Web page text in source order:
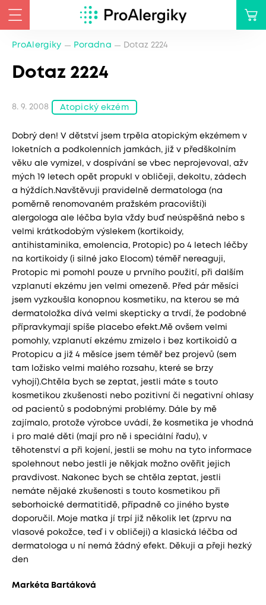
ProAlergiky Poradna Dotaz 2224
Dotaz 2224
8. 9. 2008 Atopický ekzém
Dobrý den! V dětství jsem trpěla atopickým ekzémem v
loketních a podkolenních jamkách, již v předškolním
věku ale vymizel, v dospívání se vbec neprojevoval, ažv
mých 19 letech opět propukl v obličeji, dekoltu, zádech
a hýždích.Navštěvuji pravidelně dermatologa (na
poměrně renomovaném pražském pracovišti)i
alergologa ale léčba byla vždy buď neúspěšná nebo s
velmi krátkodobým výslekem (kortikoidy,
antihistaminika, emolencia, Protopic) po 4 letech léčby
na kortikoidy (i silné jako Elocom) téměř nereaguji,
Protopic mi pomohl pouze u prvního použití, při dalším
vzplanutí ekzému jen velmi omezeně. Před pár měsíci
jsem vyzkoušla konopnou kosmetiku, na kterou se má
dermatoložka dívá velmi skepticky a trvdí, že podobné
přípravkymají spíše placebo efekt.Mě ovšem velmi
pomohly, vzplanutí ekzému zmizelo i bez kortikoidů a
Protopicu a již 4 měsíce jsem téměř bez projevů (sem
tam ložisko velmi malého rozsahu, které se brzy
vyhojí).Chtěla bych se zeptat, jestli máte s touto
kosmetikou zkušenosti nebo pozitivní či negativní ohlasy
od pacientů s podobnými problémy. Dále by mě
zajímalo, protože výrobce uvádí, že kosmetika je vhodná
i pro malé děti (mají pro ně i speciální řadu), v
těhotenství a při kojení, jestli se mohu na tyto informace
spolehnout nebo jestli je někjak možno ověřit jejich
pravdivost. Nakonec bych se chtěla zeptat, jestli
nemáte nějaké zkušenosti s touto kosmetikou při
seborhoické dermatitidě, případně co jiného byste
doporučil. Moje matka jí trpí již několik let (zprvu na
vlasové pokožce, teď i v obličeji) a klasická léčba od
dermatologa u ní nemá žádný efekt. Děkuji a přeji hezký
den
Markéta Bartáková